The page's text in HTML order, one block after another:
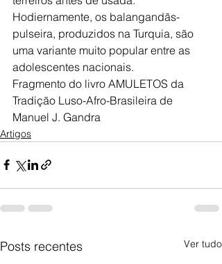
Hodiernamente, os balangandãs-
pulseira, produzidos na Turquia, são
uma variante muito popular entre as
adolescentes nacionais.
Fragmento do livro AMULETOS da
Tradição Luso-Afro-Brasileira de
Manuel J. Gandra
Artigos
Posts recentes Ver tudo